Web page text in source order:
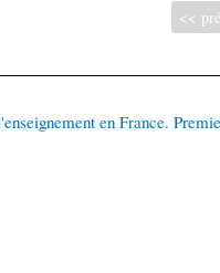
<<
en France.